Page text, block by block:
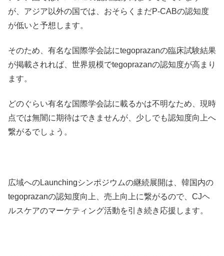
が、アジア以外の国では、おそらくまだP-CABの認知度
が低いと予想します。
そのため、有名な国際学会誌にtegoprazanの臨床試験結果
が掲載されれば、世界規模でtegoprazanの認知度が高まり
ます。
どのぐらい有名な国際学会誌に載るかは不明なため、現時
点では無闇に期待はできませんが、少しでも認知度向上へ
繋がるでしょう。
広域へのLaunchingシンポジウムの継続展開は、韓国内の
tegoprazanの認知度向上、売上向上に繋がるので、CJヘ
ルスケアのマーケティング活動を引き続き応援します。